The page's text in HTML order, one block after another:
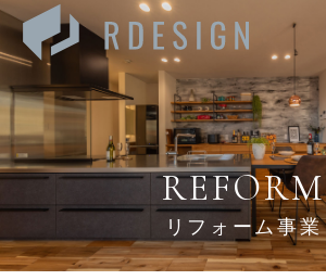
REFORM
リフォーム事業